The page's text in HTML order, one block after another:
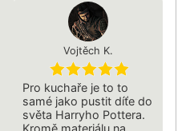
Vojtěch K.
Pro kuchaře je to to
samé jako pustit díťe do
světa Harryho Pottera.